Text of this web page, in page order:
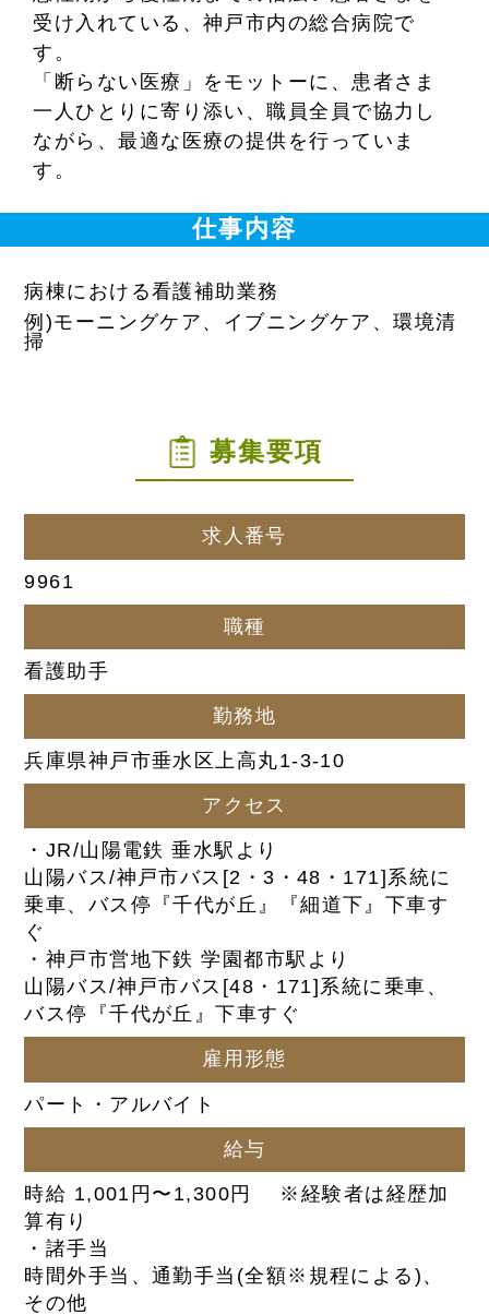
受け入れている、神戸市内の総合病院で
す。
「断らない医療」をモットーに、患者さま
一人ひとりに寄り添い、職員全員で協力し
ながら、最適な医療の提供を行っていま
す。
仕事内容
病棟における看護補助業務
例)モーニングケア、イブニングケア、環境清
掃
募集要項
求人番号
9961
職種
看護助手
勤務地
兵庫県神戸市垂水区上高丸1-3-10
アクセス
・JR/山陽電鉄 垂水駅より
山陽バス/神戸市バス[2・3・48・171]系統に
乗車、バス停『千代が丘』『細道下』下車す
ぐ
・神戸市営地下鉄 学園都市駅より
山陽バス/神戸市バス[48・171]系統に乗車、
バス停『千代が丘』下車すぐ
雇用形態
パート・アルバイト
給与
時給 1,001円〜1,300円 ※経験者は経歴加
算有り
・諸手当
時間外手当、通勤手当(全額※規程による)、
その他